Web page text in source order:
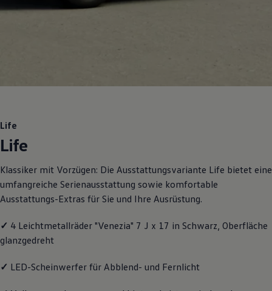
Motorenöl und Flüssigkeiten
Volkswagen Teile
Schutz und Pflege
Handy und Fahrzeug verbinden
Updates für Software, Karten und Radio
Über Ihr Auto
Vorgängermodelle
Volkswagen Kundenbetreuung
Digitale Betriebsanleitung
Live Beratung
Life
Life
Klassiker mit Vorzügen: Die Ausstattungsvariante Life bietet eine
umfangreiche Serienausstattung sowie komfortable
Ausstattungs-Extras für Sie und Ihre Ausrüstung.
✓ 4 Leichtmetallräder "Venezia" 7 J x 17 in Schwarz, Oberfläche
glanzgedreht
✓ LED-Scheinwerfer für Abblend- und Fernlicht